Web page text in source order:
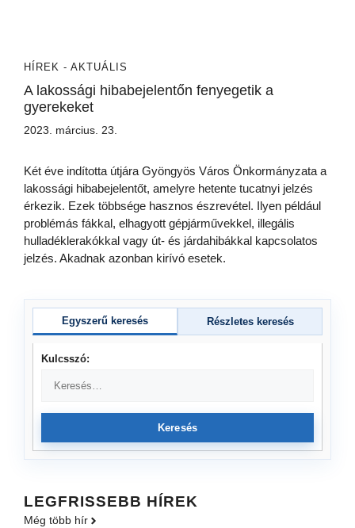
HÍREK - AKTUÁLIS
A lakossági hibabejelentőn fenyegetik a
gyerekeket
2023. március. 23.
Két éve indította útjára Gyöngyös Város Önkormányzata a
lakossági hibabejelentőt, amelyre hetente tucatnyi jelzés
érkezik. Ezek többsége hasznos észrevétel. Ilyen például
problémás fákkal, elhagyott gépjárművekkel, illegális
hulladéklerakókkal vagy út- és járdahibákkal kapcsolatos
jelzés. Akadnak azonban kirívó esetek.
Egyszerű keresés Részletes keresés
Kulcsszó:
Keresés
LEGFRISSEBB HÍREK
Még több hír